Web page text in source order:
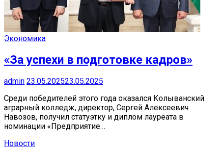
Экономика
«За успехи в подготовке кадров»
admin 23.05.202523.05.2025
Среди победителей этого года оказался Колыванский
аграрный колледж, директор, Сергей Алексеевич
Навозов, получил статуэтку и диплом лауреата в
номинации «Предприятие…
Новости